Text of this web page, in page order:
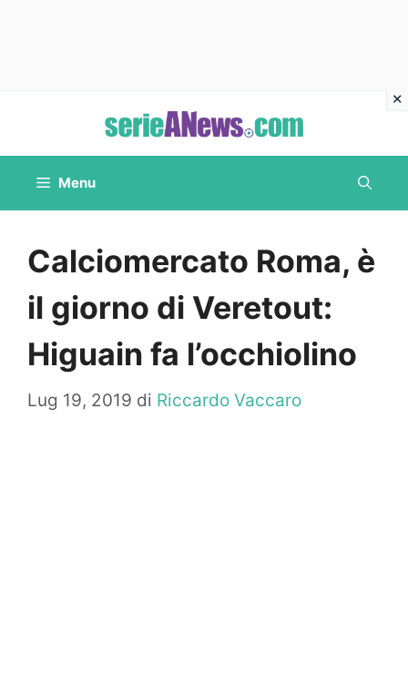
contenuto
Menu
Calciomercato Roma, è
il giorno di Veretout:
Higuain fa l’occhiolino
Lug 19, 2019 di Riccardo Vaccaro